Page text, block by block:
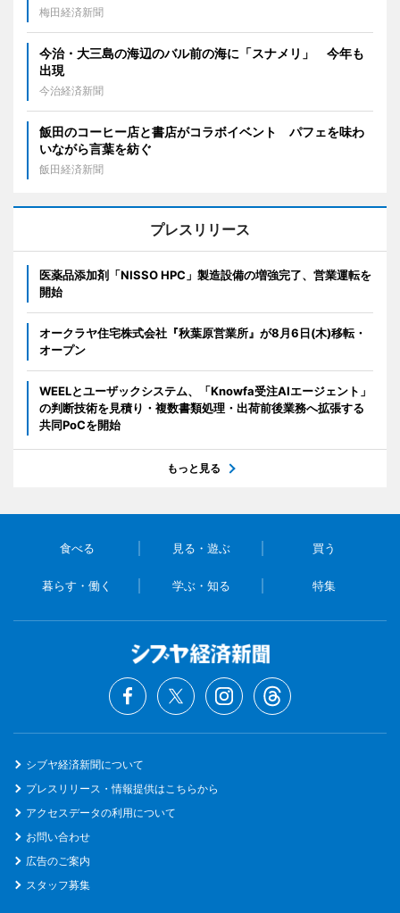
梅田経済新聞
今治・大三島の海辺のバル前の海に「スナメリ」 今年も
出現
今治経済新聞
飯田のコーヒー店と書店がコラボイベント パフェを味わ
いながら言葉を紡ぐ
飯田経済新聞
プレスリリース
医薬品添加剤「NISSO HPC」製造設備の増強完了、営業運転を
開始
オークラヤ住宅株式会社『秋葉原営業所』が8月6日(木)移転・
オープン
WEELとユーザックシステム、「Knowfa受注AIエージェント」
の判断技術を見積り・複数書類処理・出荷前後業務へ拡張する
共同PoCを開始
もっと見る
食べる 見る・遊ぶ 買う
暮らす・働く 学ぶ・知る 特集
シブヤ経済新聞について
プレスリリース・情報提供はこちらから
アクセスデータの利用について
お問い合わせ
広告のご案内
スタッフ募集